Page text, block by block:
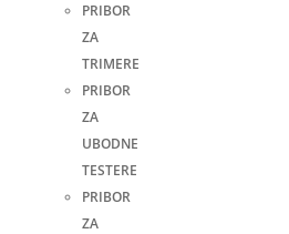
PRIBOR
ZA
TRIMERE
PRIBOR
ZA
UBODNE
TESTERE
PRIBOR
ZA